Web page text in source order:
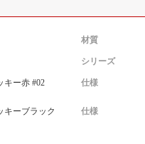
材質
シリーズ
キー赤 #02 仕様
キーブラック
仕様